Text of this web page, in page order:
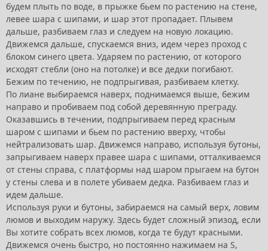
будем плыть по воде, в прыжке бьем по растению на стене,
левее шара с шипами, и шар этот пропадает. Плывем
дальше, разбиваем глаз и следуем на новую локацию.
Движемся дальше, спускаемся вниз, идем через проход с
блоком синего цвета. Ударяем по растению, от которого
исходят стебли (оно на потолке) и все дедки погибают.
Бежим по течению, не подпрыгивая, разбиваем клетку.
По лиане выбираемся наверх, поднимаемся выше, бежим
направо и пробиваем под собой деревянную преграду.
Оказавшись в течении, подпрыгиваем перед красным
шаром с шипами и бьем по растению вверху, чтобы
нейтрализовать шар. Движемся направо, используя бутоны,
запрыгиваем наверх правее шара с шипами, отталкиваемся
от стены справа, с платформы над шаром прыгаем на бутон
у стены слева и в полете убиваем дедка. Разбиваем глаз и
идем дальше.
Используя руки и бутоны, забираемся на самый верх, ловим
люмов и выходим наружу. Здесь будет сложный эпизод, если
Вы хотите собрать всех люмов, когда те будут красными.
Движемся очень быстро, но постоянно нажимаем на S,